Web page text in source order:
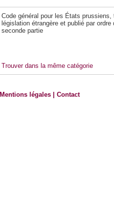
Code général pour les États
législation étrangère et publié par
seconde partie
Trouver dans la même catégorie
Mentions légales |Contact